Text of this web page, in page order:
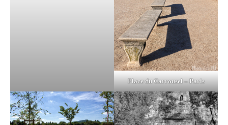
Place du Carrousel – Paris